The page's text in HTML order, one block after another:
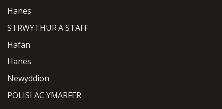
Hanes
STRWYTHUR A STAFF
Hafan
Hanes
Newyddion
POLISI AC YMARFER